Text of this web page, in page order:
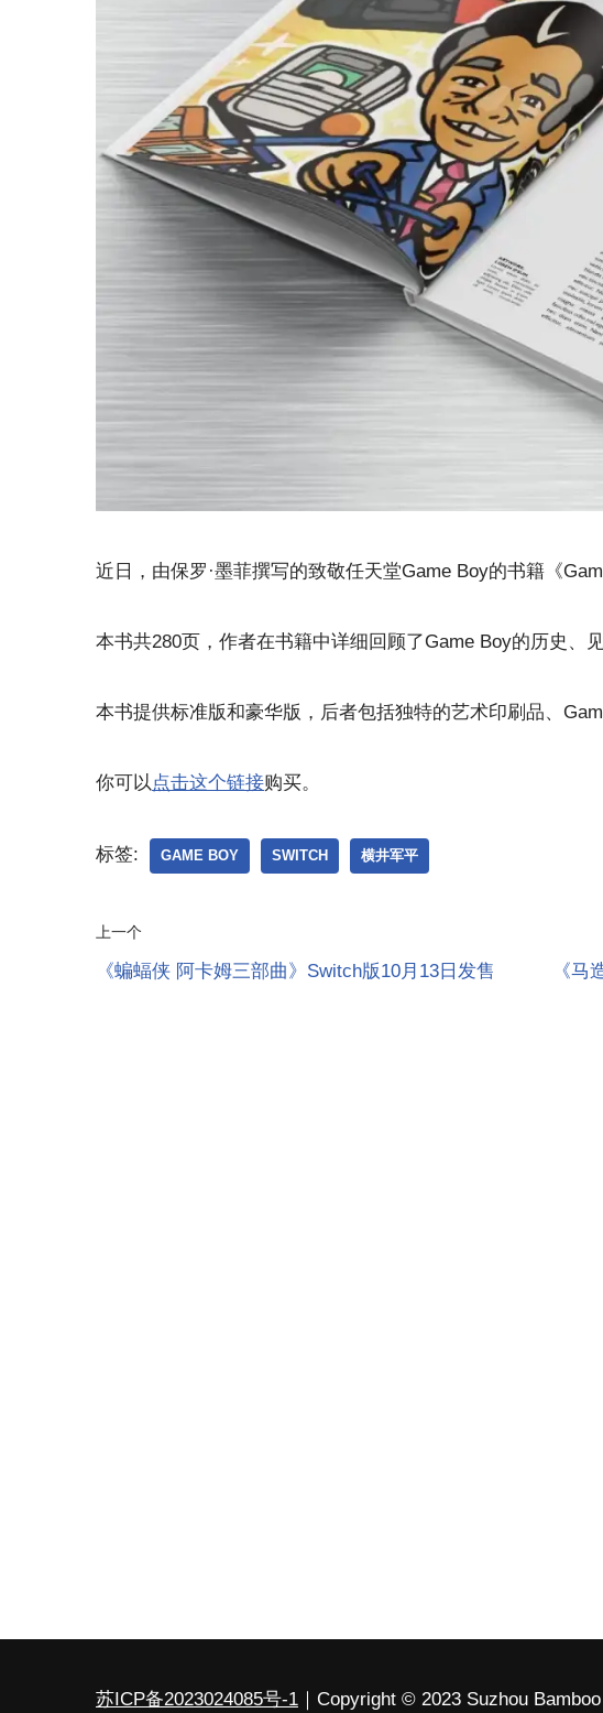
近日，由保罗·墨菲撰写的致敬任天堂Game Boy的书籍《
本书共280页，作者在书籍中详细回顾了Game Boy的历史、
本书提供标准版和豪华版，后者包括独特的艺术印刷品、
你可以点击这个链接购买。
标签: GAME BOY SWITCH 横井军平
上一个
《蝙蝠侠 阿卡姆三部曲》Switch版10月13日发售
《马
苏ICP备2023024085号-1 ｜Copyright © 2023 Suzhou